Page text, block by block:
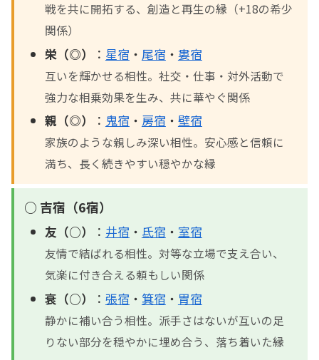
戦を共に開拓する、創造と再生の縁（+18の希少
関係）
栄（◎） ： 星宿 ・ 尾宿 ・ 婁宿
互いを輝かせる相性。社交・仕事・対外活動で
強力な相乗効果を生み、共に華やぐ関係
親（◎） ： 鬼宿 ・ 房宿 ・ 壁宿
家族のような親しみ深い相性。安心感と信頼に
満ち、長く続きやすい穏やかな縁
○ 吉宿（6宿）
友（○） ： 井宿 ・ 氐宿 ・ 室宿
友情で結ばれる相性。対等な立場で支え合い、
気楽に付き合える頼もしい関係
衰（○） ： 張宿 ・ 箕宿 ・ 胃宿
静かに補い合う相性。派手さはないが互いの足
りない部分を穏やかに埋め合う、落ち着いた縁